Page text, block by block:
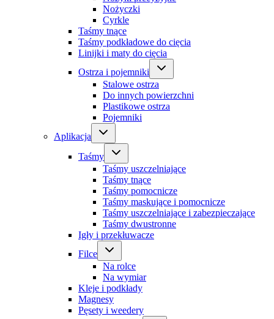
Nożyczki
Cyrkle
Taśmy tnące
Taśmy podkładowe do cięcia
Linijki i maty do cięcia
Ostrza i pojemniki
Stalowe ostrza
Do innych powierzchni
Plastikowe ostrza
Pojemniki
Aplikacja
Taśmy
Taśmy uszczelniające
Taśmy tnące
Taśmy pomocnicze
Taśmy maskujące i pomocnicze
Taśmy uszczelniające i zabezpieczające
Taśmy dwustronne
Igły i przekłuwacze
Filce
Na rolce
Na wymiar
Kleje i podkłady
Magnesy
Pęsety i weedery